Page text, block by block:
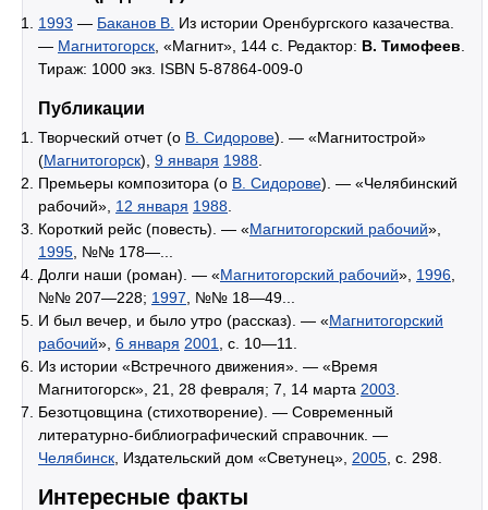
1993 — Баканов В. Из истории Оренбургского казачества.
— Магнитогорск , «Магнит», 144 с. Редактор: В. Тимофеев
Тираж: 1000 экз. ISBN 5-87864-009-0
Публикации
Творческий отчет (о В. Сидорове). — «Магнитострой»
(Магнитогорск), 9 января 1988
Премьеры композитора (о В. Сидорове). — «Челябинский
рабочий», 12 января 1988
Короткий рейс (повесть). — «Магнитогорский рабочий»,
1995 , №№ 178—...
Долги наши (роман). — «Магнитогорский рабочий», 1996
№№ 207—228; 1997 , №№ 18—49...
И был вечер, и было утро (рассказ). — «Магнитогорский
рабочий», 6 января 2001
, с. 10—11.
Из истории «Встречного движения». — «Время
Магнитогорск», 21, 28 февраля; 7, 14 марта 2003
Безотцовщина (стихотворение). — Современный
литературно-библиографический справочник. —
Челябинск , Издательский дом «Светунец», 2005 , с. 298.
Интересные факты